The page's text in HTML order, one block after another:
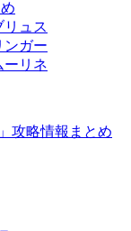
リュス
ンガー
ーリネ
攻略情報まとめ